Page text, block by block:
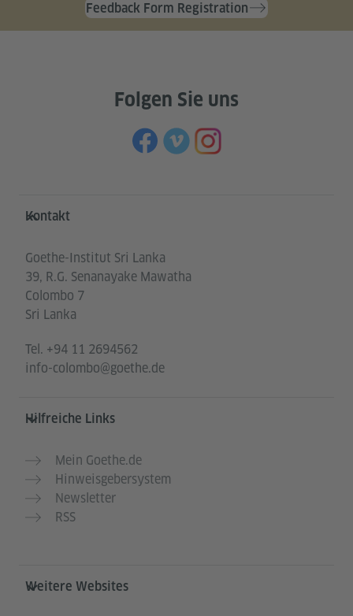
Feedback Form Registration
Folgen Sie uns
Service- und Informationsbereich
Kontakt
Goethe-Institut Sri Lanka
39, R.G. Senanayake Mawatha
Colombo 7
Sri Lanka
Tel. +94 11 2694562
info-colombo@goethe.de
Hilfreiche Links
Mein Goethe.de
Hinweisgebersystem
Newsletter
RSS
Weitere Websites